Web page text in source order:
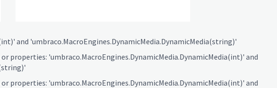
and 'umbraco.MacroEngines.DynamicMedia.DynamicMedia(string)'
properties: 'umbraco.MacroEngines.DynamicMedia.DynamicMedia(int)' and
properties: 'umbraco.MacroEngines.DynamicMedia.DynamicMedia(int)' and